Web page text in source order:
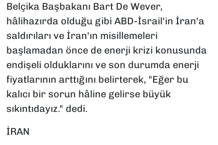
Belçika Başbakanı Bart De Wever,
hâlihazırda olduğu gibi ABD-İsrail'in İran'a
saldırıları ve İran'ın misillemeleri
başlamadan önce de enerji krizi konusunda
endişeli olduklarını ve son durumda enerji
fiyatlarının arttığını belirterek, "Eğer bu
kalıcı bir sorun hâline gelirse büyük
sıkıntıdayız." dedi.
İRAN